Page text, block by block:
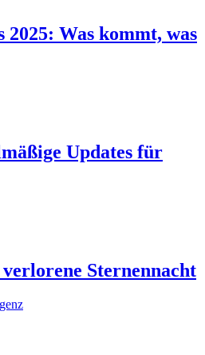
2025: Was kommt, was
Updates für
Sternennacht